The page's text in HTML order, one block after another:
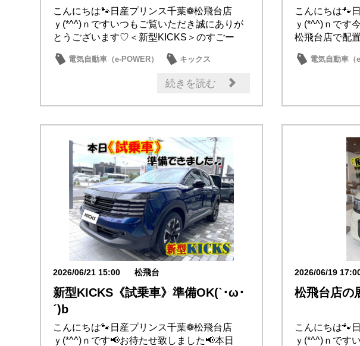
こんにちは🐾日産プリンス千葉❁松飛台店
ｙ(*^^)ｎですいつもご覧いただき誠にありが
とうございます♡＜新型KICKS＞のすごー
電気自動車（e-POWER）
キックス
日産のお店
続きを読む
こんにちは🐾
ｙ(*^^)ｎです
松飛台店で配
電気自動車（
2026/06/21 15:00 松飛台
新型KICKS《試乗車》準備OK(`･ω･
´)b
こんにちは🐾日産プリンス千葉❁松飛台店
ｙ(*^^)ｎです📢お待たせ致しました📢本日
2026/06/19
松飛台店の
こんにちは🐾
ｙ(*^^)ｎです